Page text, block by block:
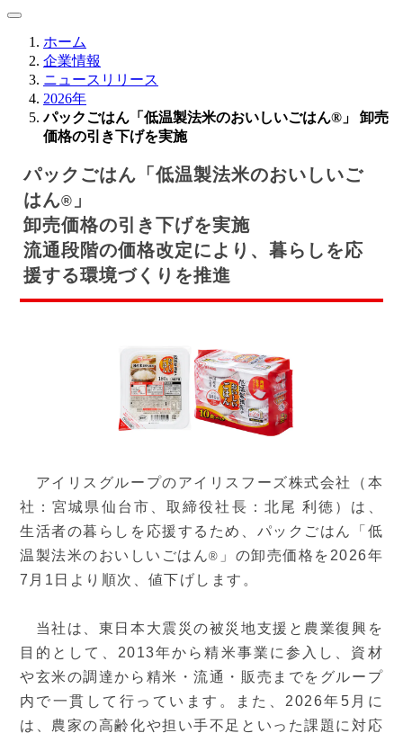
ホーム
企業情報
ニュースリリース
2026年
パックごはん「低温製法米のおいしいごはん®」 卸売
価格の引き下げを実施
パックごはん「低温製法米のおいしいご
はん® 」
卸売価格の引き下げを実施
流通段階の価格改定により、暮らしを応
援する環境づくりを推進
アイリスグループのアイリスフーズ株式会社（本
社：宮城県仙台市、取締役社長：北尾 利徳）は、
生活者の暮らしを応援するため、パックごはん「低
温製法米のおいしいごはん® 」の卸売価格を2026年
7月1日より順次、値下げします。
当社は、東日本大震災の被災地支援と農業復興を
目的として、2013年から精米事業に参入し、資材
や玄米の調達から精米・流通・販売までをグループ
内で一貫して行っています。また、2026年5月に
は、農家の高齢化や担い手不足といった課題に対応